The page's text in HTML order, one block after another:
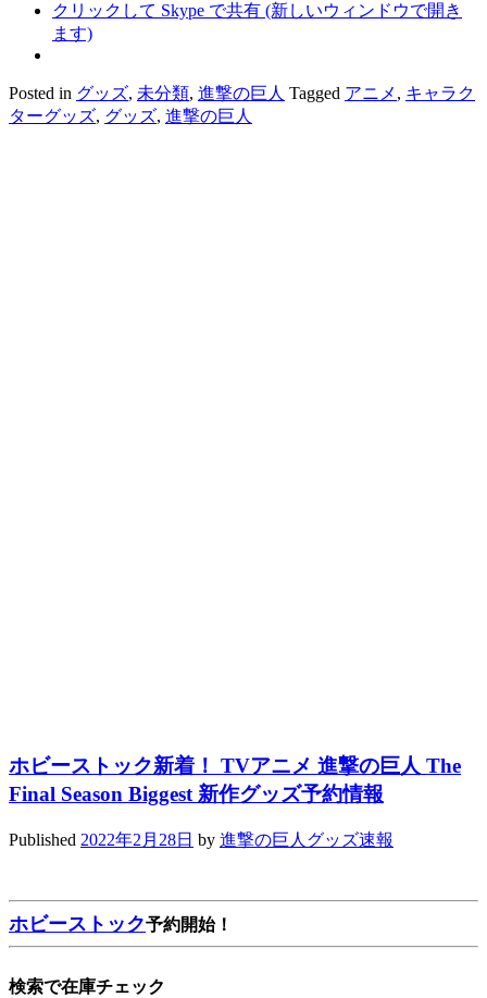
クリックして Skype で共有 (新しいウィンドウで開き
ます)
Posted in グッズ, 未分類, 進撃の巨人 Tagged アニメ , キャラク
ターグッズ, グッズ, 進撃の巨人
ホビーストック新着！ TVアニメ 進撃の巨人 The
Final Season Biggest 新作グッズ予約情報
Published 2022年2月28日 by 進撃の巨人グッズ速報
ホビーストック予約開始！
検索で在庫チェック